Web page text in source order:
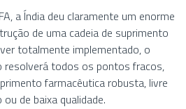
a Índia deu claramente um enorme
de uma cadeia de suprimento
totalmente implementado, o
todos os pontos fracos,
farmacêutica robusta, livre
de baixa qualidade.